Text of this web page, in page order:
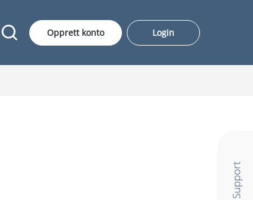
Opprett konto Login
Support